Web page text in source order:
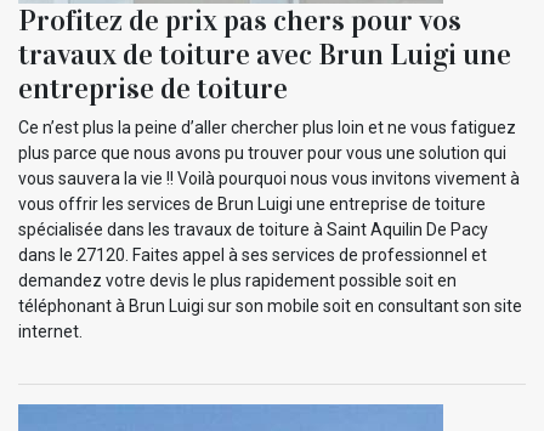
Profitez de prix pas chers pour vos
travaux de toiture avec Brun Luigi une
entreprise de toiture
Ce n’est plus la peine d’aller chercher plus loin et ne vous fatiguez
plus parce que nous avons pu trouver pour vous une solution qui
vous sauvera la vie !! Voilà pourquoi nous vous invitons vivement à
vous offrir les services de Brun Luigi une entreprise de toiture
spécialisée dans les travaux de toiture à Saint Aquilin De Pacy
dans le 27120. Faites appel à ses services de professionnel et
demandez votre devis le plus rapidement possible soit en
téléphonant à Brun Luigi sur son mobile soit en consultant son site
internet.